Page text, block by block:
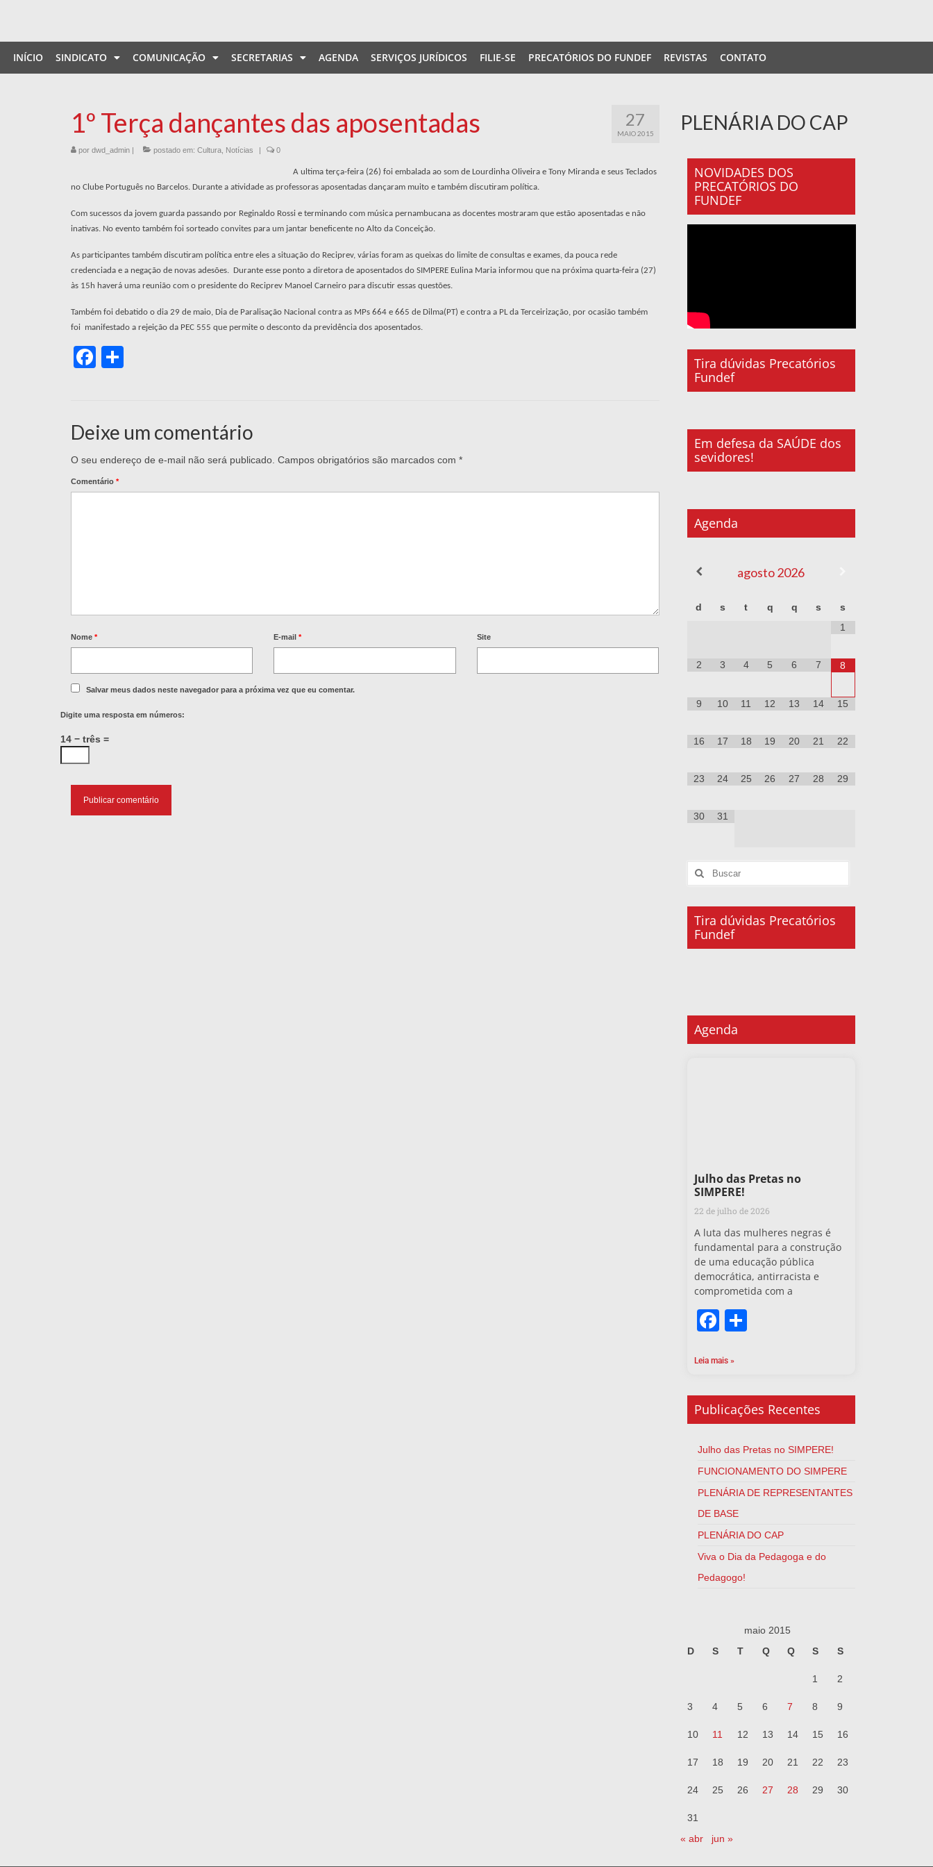
INÍCIO SINDICATO COMUNICAÇÃO SECRETARIAS AGENDA SERVIÇOS JURÍDICOS FILIE-SE PRECATÓRIOS DO FUNDEF REVISTAS CONTATO
27
MAIO 2015
1º Terça dançantes das aposentadas
por dwd_admin | postado em: Cultura Notícias | 0
A ultima terça-feira (26) foi embalada ao som de Lourdinha Oliveira e Tony Miranda e seus Teclados
no Clube Português no Barcelos. Durante a atividade as professoras aposentadas dançaram muito e também discutiram política.
Com sucessos da jovem guarda passando por Reginaldo Rossi e terminando com música pernambucana as docentes mostraram que estão aposentadas e não
inativas. No evento também foi sorteado convites para um jantar beneficente no Alto da Conceição.
As participantes também discutiram política entre eles a situação do Reciprev, várias foram as queixas do limite de consultas e exames, da pouca rede
credenciada e a negação de novas adesões. Durante esse ponto a diretora de aposentados do SIMPERE Eulina Maria informou que na próxima quarta-feira (27)
às 15h haverá uma reunião com o presidente do Reciprev Manoel Carneiro para discutir essas questões.
Também foi debatido o dia 29 de maio, Dia de Paralisação Nacional contra as MPs 664 e 665 de Dilma(PT) e contra a PL da Terceirização, por ocasião também
foi manifestado a rejeição da PEC 555 que permite o desconto da previdência dos aposentados.
Facebook
Deixe um comentário
O seu endereço de e-mail não será publicado. Campos obrigatórios são marcados com *
Comentário *
Nome * E-mail* Site
Salvar meus dados neste navegador para a próxima vez que eu comentar.
Digite uma resposta em números:
14 − três =
PLENÁRIA DO CAP
NOVIDADES DOS
PRECATÓRIOS DO
FUNDEF
Tira dúvidas Precatórios
Fundef
Em defesa da SAÚDE dos
sevidores!
Agenda
agosto 2026
d s t q q s
s
1
2 3 4 5 6 7 8
9 10 11 12 13 14 15
16 17 18 19 20 21 22
23 24 25 26 27 28 29
30 31
Tira dúvidas Precatórios
Fundef
Agenda
Julho das Pretas no
SIMPERE!
22 de julho de 2026
A luta das mulheres negras é
fundamental para a construção
de uma educação pública
democrática, antirracista e
comprometida com a
Facebook
Leia mais »
Publicações Recentes
Julho das Pretas no SIMPERE!
FUNCIONAMENTO DO SIMPERE
PLENÁRIA DE REPRESENTANTES
DE BASE
PLENÁRIA DO CAP
Viva o Dia da Pedagoga e do
Pedagogo!
maio 2015
D
S T Q Q S S
1 2
3 4 5 6 7 8 9
10 11 12 13 14 15 16
17 18 19 20 21 22 23
24 25 26 27 28 29 30
31
« abr
jun »